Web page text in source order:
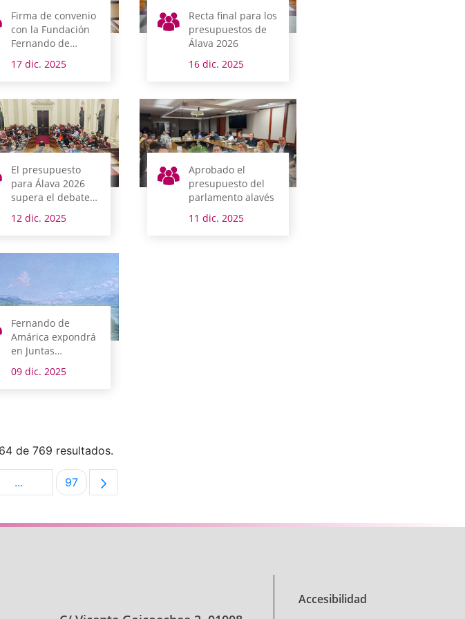
Firma de convenio
con la Fundación
Fernando de
17 dic. 2025
Recta final para los
presupuestos de
Álava 2026
16 dic. 2025
El presupuesto
para Álava 2026
supera el debate
prosigue su
12 dic. 2025
Aprobado el
presupuesto del
parlamento alavés
11 dic. 2025
Fernando de
Amárica expondrá
en Juntas
Generales
09 dic. 2025
de 769 resultados.
para desplazarse.
...Páginas intermedias Use TAB para desplazarse.
Página
97
Accesibilidad